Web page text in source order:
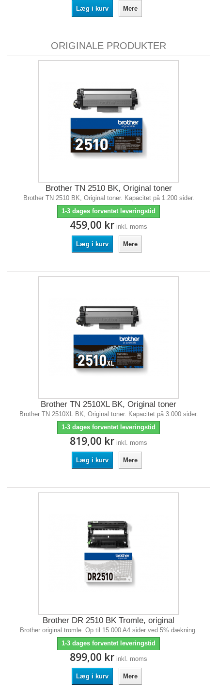
Læg i kurv Mere
ORIGINALE PRODUKTER
Brother TN 2510 BK, Original toner
Brother TN 2510 BK, Original toner. Kapacitet på 1.200 sider.
1-3 dages forventet leveringstid
459,00 kr inkl. moms
Læg i kurv Mere
Brother TN 2510XL BK, Original toner
Brother TN 2510XL BK, Original toner. Kapacitet på 3.000 sider.
1-3 dages forventet leveringstid
819,00 kr inkl. moms
Læg i kurv Mere
Brother DR 2510 BK Tromle, original
Brother original tromle. Op til 15.000 A4 sider ved 5% dækning.
1-3 dages forventet leveringstid
899,00 kr inkl. moms
Læg i kurv Mere